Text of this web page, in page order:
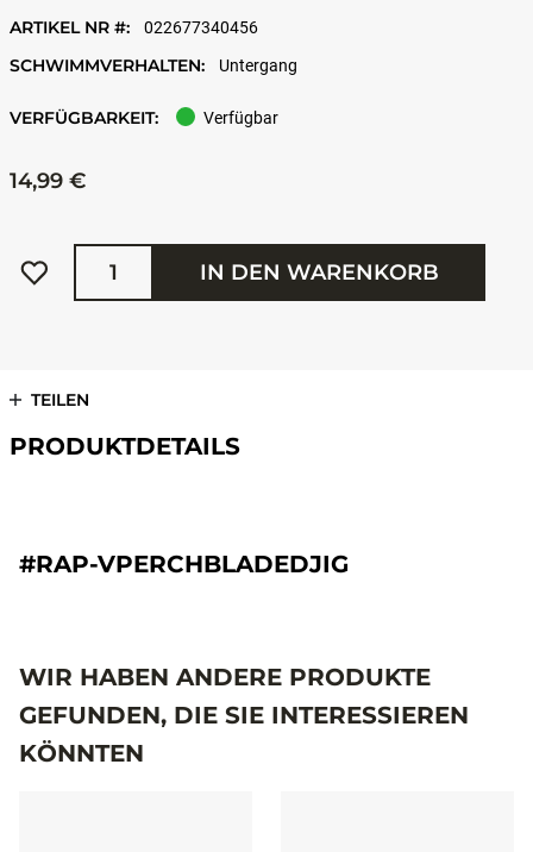
ARTIKEL NR #: 022677340456
SCHWIMMVERHALTEN: Untergang
VERFÜGBARKEIT: Verfügbar
14,99 €
Menge
IN DEN WARENKORB
TEILEN
PRODUKTDETAILS
#RAP-VPERCHBLADEDJIG
WIR HABEN ANDERE PRODUKTE
GEFUNDEN, DIE SIE INTERESSIEREN
KÖNNTEN